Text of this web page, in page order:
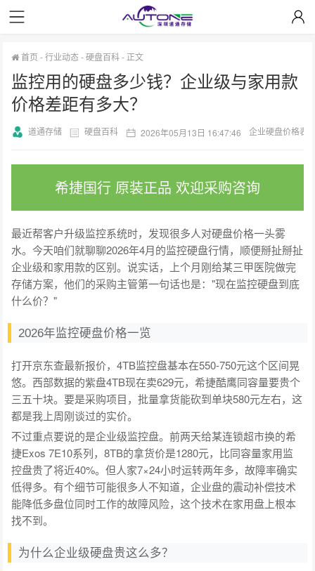
首页 -行业动态-硬盘百科- 正文
监控用的硬盘多少钱？企业级与家用款
价格差距有多大？
道通存储 硬盘百科 2026年05月13日 16:47:46 企业硬盘价格表
希捷国行 原装正品 欢迎采购咨询
最近帮客户升级监控系统时，发现很多人对硬盘价格一头雾
水。今天咱们就聊聊2026年4月的监控硬盘行情，顺便掰扯掰扯
企业级和家用款的区别。说实话，上个月刚给某三甲医院做完
存储方案，他们的采购主管第一句话也是："现在监控硬盘到底
什么价？"
2026年监控硬盘价格一览
打开京东查最新报价，4TB监控盘基本在550-750元这个区间晃
悠。西部数据的紫盘4TB现在卖629元，希捷酷鹰同容量要贵个
三五十块。要是采购项目，批量拿货能砍到单块580元左右，这
都是我上周刚谈过的实价。
不过重点要说的是企业级监控盘。前两天给某连锁超市换的希
捷Exos 7E10系列，8TB的拿货价是1280元，比同容量家用监
控盘贵了将近40%。但人家7×24小时运转两年多，故障率确实
低得多。有个细节可能很多人不知道，企业盘的震动补偿技术
能降低多盘位同时工作的故障风险，这个技术在家用盘上根本
找不到。
为什么企业级硬盘贵这么多？